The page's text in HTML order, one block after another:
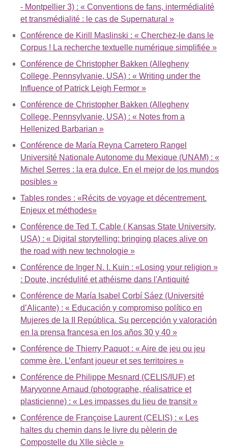
- Montpellier 3) : « Conventions de fans, intermédialité
et transmédialité : le cas de Supernatural »
Conférence de Kirill Maslinski : « Cherchez-le dans le
Corpus ! La recherche textuelle numérique simplifiée »
Conférence de Christopher Bakken (Allegheny
College, Pennsylvanie, USA) : « Writing under the
Influence of Patrick Leigh Fermor »
Conférence de Christopher Bakken (Allegheny
College, Pennsylvanie, USA) : « Notes from a
Hellenized Barbarian »
Conférence de María Reyna Carretero Rangel
Université Nationale Autonome du Mexique (UNAM) : «
Michel Serres : la era dulce. En el mejor de los mundos
posibles »
Tables rondes : «Récits de voyage et décentrement.
Enjeux et méthodes»
Conférence de Ted T. Cable ( Kansas State University,
USA) : « Digital storytelling: bringing places alive on
the road with new technologie »
Conférence de Inger N. I. Kuin : «Losing your religion »
: Doute, incrédulité et athéisme dans l'Antiquité
Conférence de María Isabel Corbí Sáez (Université
d’Alicante) : « Educación y compromiso político en
Mujeres de la II República. Su percepción y valoración
en la prensa francesa en los años 30 y 40 »
Conférence de Thierry Paquot : « Aire de jeu ou jeu
comme ère. L’enfant joueur et ses territoires »
Conférence de Philippe Mesnard (CELIS/IUF) et
Maryvonne Arnaud (photographe, réalisatrice et
plasticienne) : « Les impasses du lieu de transit »
Conférence de Françoise Laurent (CELIS) : « Les
haltes du chemin dans le livre du pèlerin de
Compostelle du XIIe siècle »